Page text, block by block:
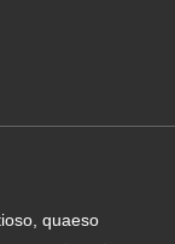
quaeso